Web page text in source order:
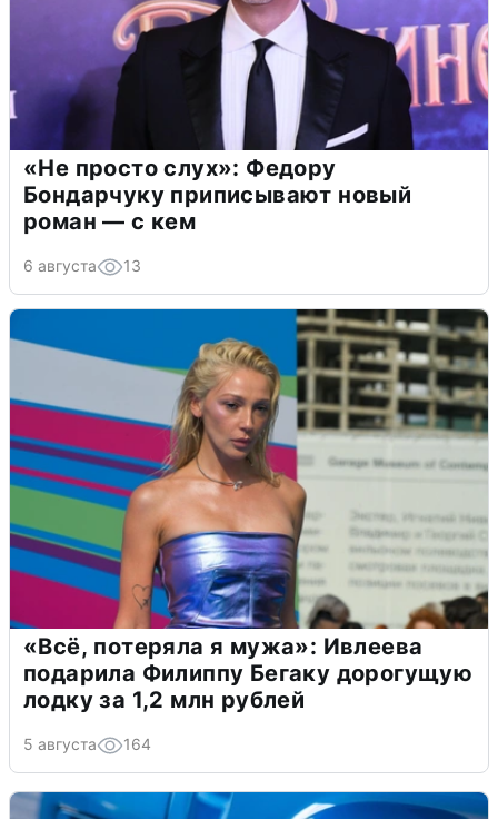
«Не просто слух»: Федору
Бондарчуку приписывают новый
роман — с кем
6 августа 13
«Всё, потеряла я мужа»: Ивлеева
подарила Филиппу Бегаку дорогущую
лодку за 1,2 млн рублей
5 августа 164